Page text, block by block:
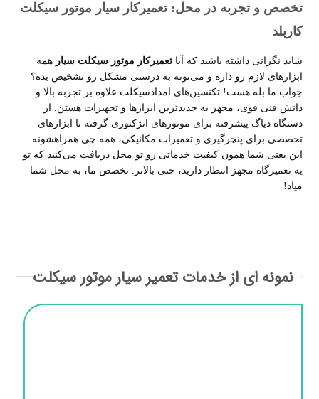
تخصص و تجربه در محل: تعمیرکار سیار موتور سیکلت
کاربلد
شاید نگرانی داشته باشید که آیاتعمیرکار موتور سیکلت سیار همه
ابزارهای لازم رو داره و می‌تونه به درستی مشکل رو تشخیص بده؟
جواب ما بله هست! تکنسین‌های امدادسیکلت علاوه بر تجربه بالا و
دانش فنی قوی، مجهز به جدیدترین ابزارها و تجهیزات هستن. از
دستگاه دیاگ پیشرفته برای موتورهای انژکتوری گرفته تا ابزارهای
تخصصی برای پنچرگیری و تعمیرات مکانیکی، همه چی همراهشونه.
این یعنی شما همون کیفیت خدماتی رو تو محل دریافت می‌کنید که تو
یه تعمیرگاه مجهز انتظار دارید، حتی بالاتر. تخصص ما، به محل شما
میاد!
نمونه ای از خدمات تعمیر سیار موتور سیکلت